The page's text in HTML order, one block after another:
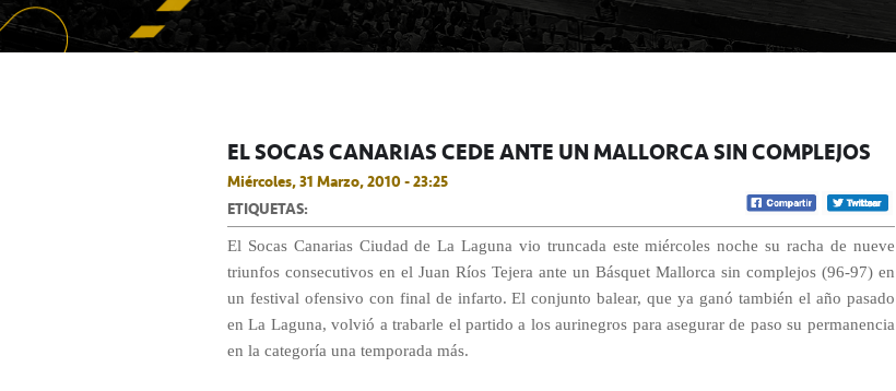
EL SOCAS CANARIAS CEDE ANTE UN MALLORCA SIN COMPLEJOS
Miércoles, 31 Marzo, 2010 - 23:25
ETIQUETAS:
El Socas Canarias Ciudad de La Laguna vio truncada este miércoles noche su racha de nueve
triunfos consecutivos en el Juan Ríos Tejera ante un Básquet Mallorca sin complejos (96-97) en
un festival ofensivo con final de infarto. El conjunto balear, que ya ganó también el año pasado
en La Laguna, volvió a trabarle el partido a los aurinegros para asegurar de paso su permanencia
en la categoría una temporada más.